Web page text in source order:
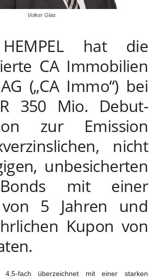
Volker Glas
HEMPEL hat die
CA Immobilien
(„CA Immo“) bei
350 Mio. Debut-
zur Emission
nicht
unbesicherten
mit einer
5 Jahren und
Kupon von
fach überzeichnet mit einer starken